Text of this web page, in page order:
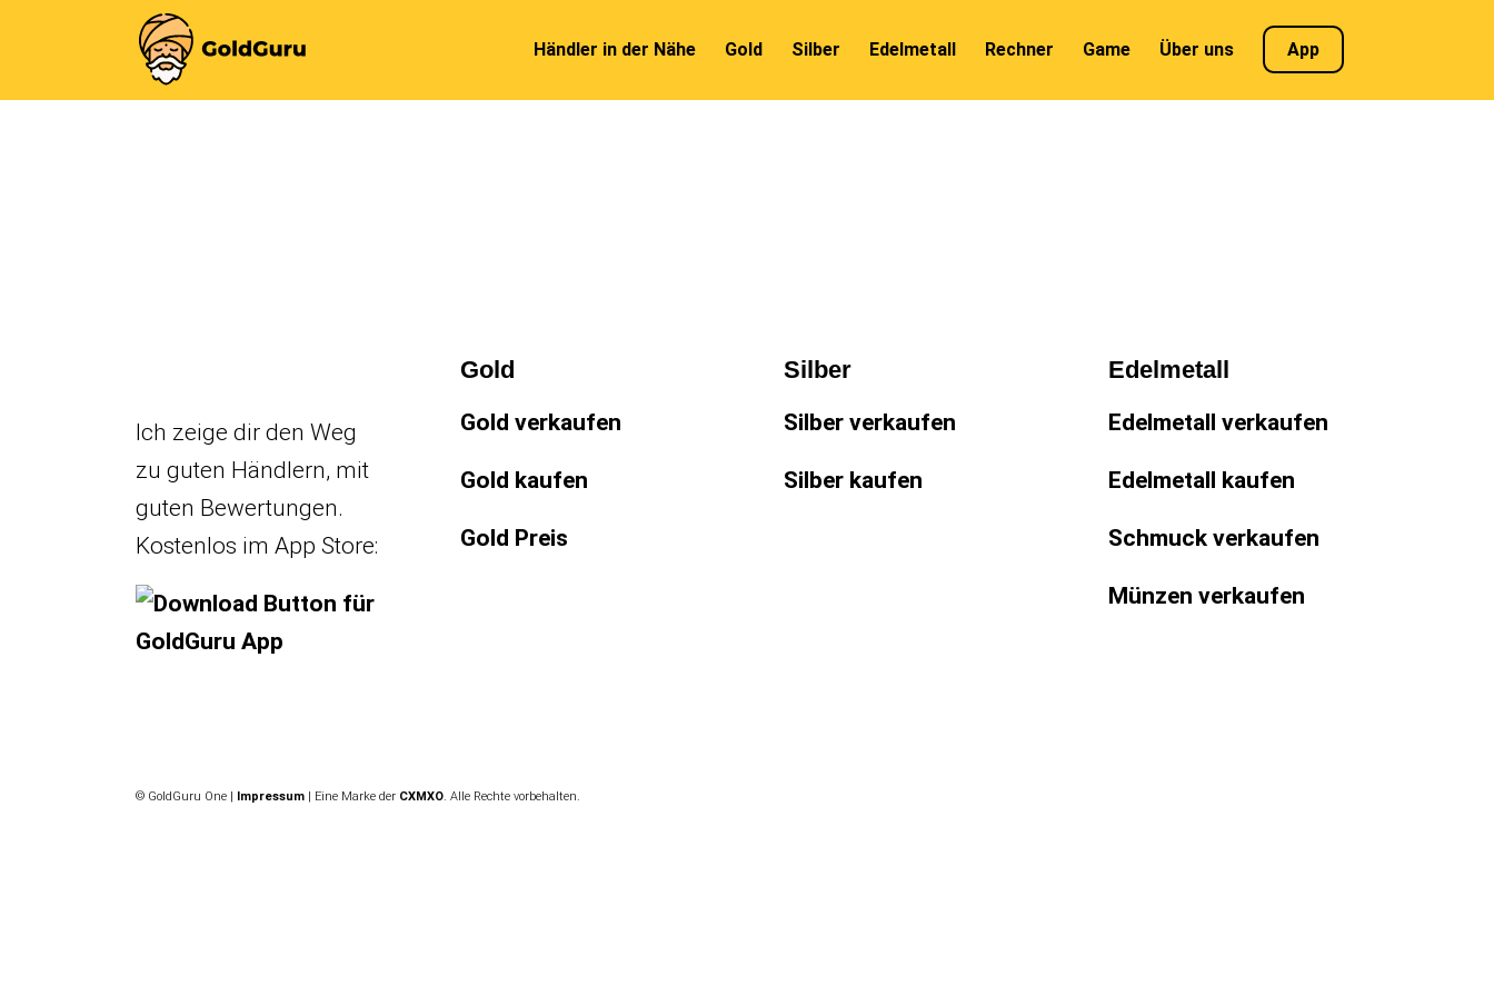
Händler in der Nähe Gold Silber Edelmetall Rechner Game Über uns App
Ich zeige dir den Weg
zu guten Händlern, mit
guten Bewertungen.
Kostenlos im App Store:
Gold
Gold verkaufen
Gold kaufen
Gold Preis
Silber
Silber verkaufen
Silber kaufen
Edelmetall
Edelmetall verkaufen
Edelmetall kaufen
Schmuck verkaufen
Münzen verkaufen
© GoldGuru One | Impressum Eine Marke der CXMXO. Alle Rechte vorbehalten.